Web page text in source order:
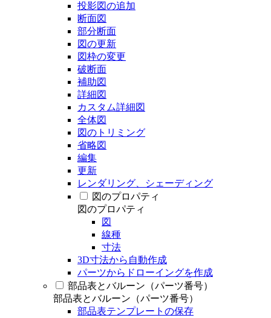
投影図の追加
断面図
部分断面
図の更新
図枠の変更
破断面
補助図
詳細図
カスタム詳細図
全体図
図のトリミング
省略図
編集
更新
レンダリング、シェーディング
図のプロパティ
図のプロパティ
図
線種
寸法
3D寸法から自動作成
パーツからドローイングを作成
部品表とバルーン（パーツ番号）
部品表とバルーン（パーツ番号）
部品表テンプレートの保存